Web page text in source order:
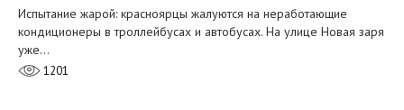
Испытание жарой: красноярцы жалуются на неработающие
кондиционеры в троллейбусах и автобусах. На улице Новая заря
уже…
1201